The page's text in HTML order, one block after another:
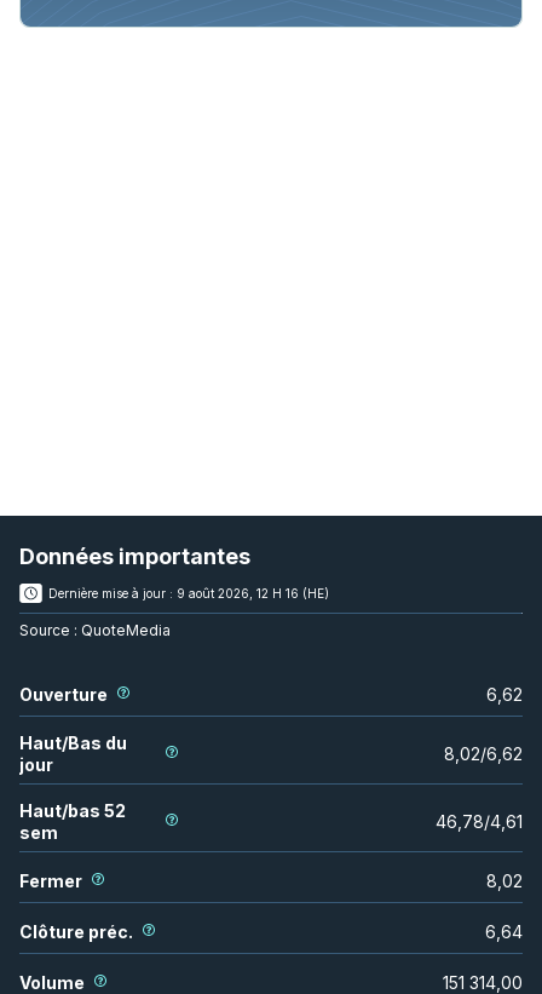
Données importantes
Dernière mise à jour : 9 août 2026, 12 H 16 (HE)
Source : QuoteMedia
Ouverture 6,62
Haut/Bas du
jour
8,02/6,62
Haut/bas 52
sem
46,78/4,61
Fermer 8,02
Clôture préc. 6,64
Volume 151 314,00